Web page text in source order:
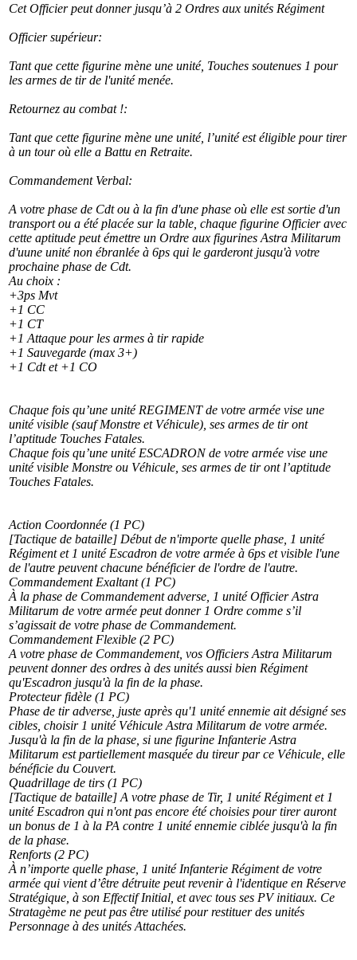
Cet Officier peut donner jusqu’à 2 Ordres aux unités Régiment
Officier supérieur:
Tant que cette figurine mène une unité, Touches soutenues 1 pour
les armes de tir de l'unité menée.
Retournez au combat !:
Tant que cette figurine mène une unité, l’unité est éligible pour tirer
à un tour où elle a Battu en Retraite.
Commandement Verbal:
A votre phase de Cdt ou à la fin d'une phase où elle est sortie d'un
transport ou a été placée sur la table, chaque figurine Officier avec
cette aptitude peut émettre un Ordre aux figurines Astra Militarum
d'uune unité non ébranlée à 6ps qui le garderont jusqu'à votre
prochaine phase de Cdt.
Au choix :
+3ps Mvt
+1 CC
+1 CT
+1 Attaque pour les armes à tir rapide
+1 Sauvegarde (max 3+)
+1 Cdt et +1 CO
Chaque fois qu’une unité REGIMENT de votre armée vise une
unité visible (sauf Monstre et Véhicule), ses armes de tir ont
l’aptitude Touches Fatales.
Chaque fois qu’une unité ESCADRON de votre armée vise une
unité visible Monstre ou Véhicule, ses armes de tir ont l’aptitude
Touches Fatales.
Action Coordonnée (1 PC)
[Tactique de bataille] Début de n'importe quelle phase, 1 unité
Régiment et 1 unité Escadron de votre armée à 6ps et visible l'une
de l'autre peuvent chacune bénéficier de l'ordre de l'autre.
Commandement Exaltant (1 PC)
À la phase de Commandement adverse, 1 unité Officier Astra
Militarum de votre armée peut donner 1 Ordre comme s’il
s’agissait de votre phase de Commandement.
Commandement Flexible (2 PC)
A votre phase de Commandement, vos Officiers Astra Militarum
peuvent donner des ordres à des unités aussi bien Régiment
qu'Escadron jusqu'à la fin de la phase.
Protecteur fidèle (1 PC)
Phase de tir adverse, juste après qu'1 unité ennemie ait désigné ses
cibles, choisir 1 unité Véhicule Astra Militarum de votre armée.
Jusqu'à la fin de la phase, si une figurine Infanterie Astra
Militarum est partiellement masquée du tireur par ce Véhicule, elle
bénéficie du Couvert.
Quadrillage de tirs (1 PC)
[Tactique de bataille] A votre phase de Tir, 1 unité Régiment et 1
unité Escadron qui n'ont pas encore été choisies pour tirer auront
un bonus de 1 à la PA contre 1 unité ennemie ciblée jusqu'à la fin
de la phase.
Renforts (2 PC)
À n’importe quelle phase, 1 unité Infanterie Régiment de votre
armée qui vient d’être détruite peut revenir à l'identique en Réserve
Stratégique, à son Effectif Initial, et avec tous ses PV initiaux. Ce
Stratagème ne peut pas être utilisé pour restituer des unités
Personnage à des unités Attachées.